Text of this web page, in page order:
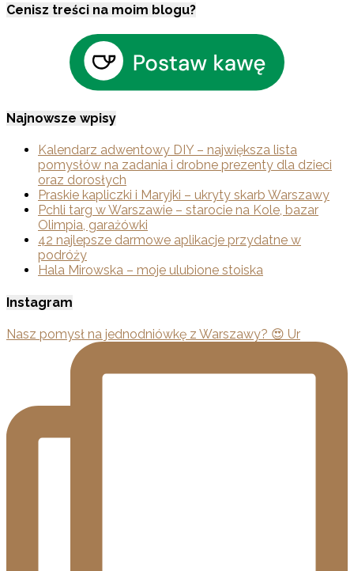
Cenisz treści na moim blogu?
Najnowsze wpisy
Kalendarz adwentowy DIY – największa lista
pomysłów na zadania i drobne prezenty dla dzieci
oraz dorosłych
Praskie kapliczki i Maryjki – ukryty skarb Warszawy
Pchli targ w Warszawie – starocie na Kole, bazar
Olimpia, garażówki
42 najlepsze darmowe aplikacje przydatne w
podróży
Hala Mirowska – moje ulubione stoiska
Instagram
Nasz pomysł na jednodniówkę z Warszawy? 😍 Ur